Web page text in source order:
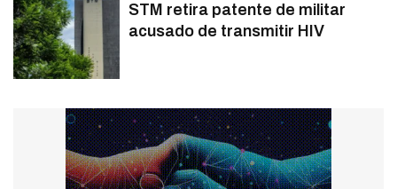
STM retira patente de militar
acusado de transmitir HIV